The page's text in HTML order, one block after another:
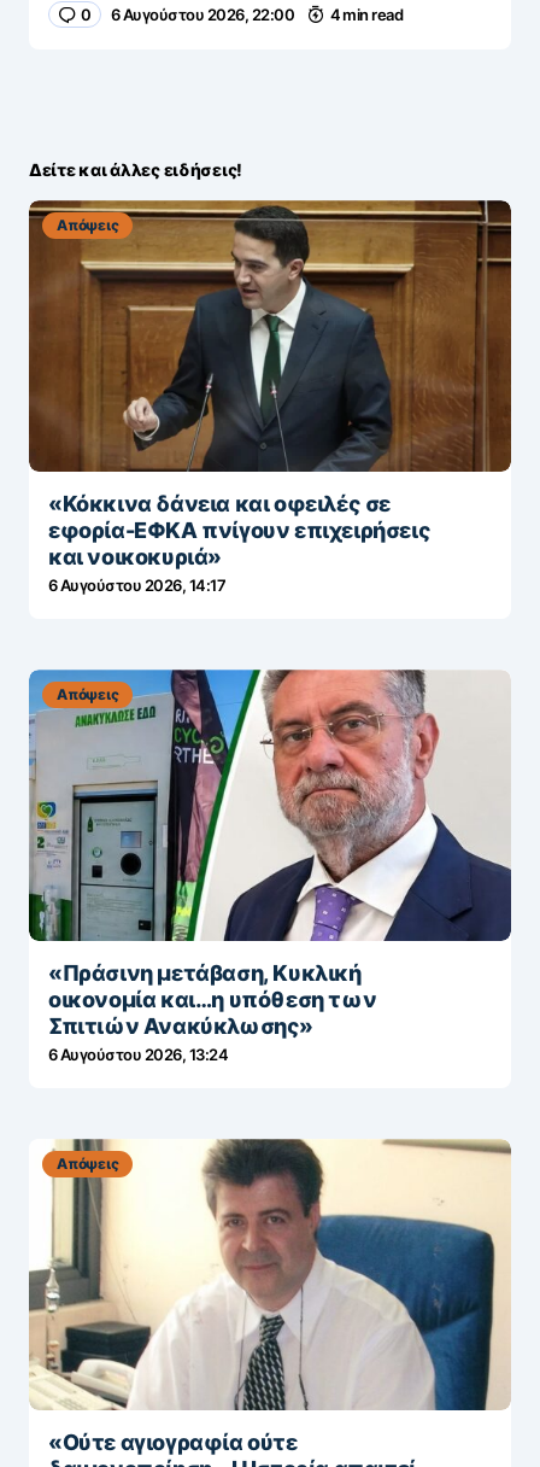
0 6 Αυγούστου 2026, 22:00 4 min read
Δείτε και άλλες ειδήσεις!
Απόψεις
«Κόκκινα δάνεια και οφειλές σε
εφορία-ΕΦΚΑ πνίγουν επιχειρήσεις
και νοικοκυριά»
6 Αυγούστου 2026, 14:17
Απόψεις
«Πράσινη μετάβαση, Κυκλική
οικονομία και…η υπόθεση των
Σπιτιών Ανακύκλωσης»
6 Αυγούστου 2026, 13:24
Απόψεις
«Ούτε αγιογραφία ούτε